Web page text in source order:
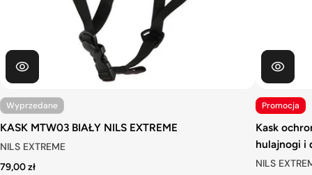
Wyprzedane
KASK MTW03 BIAŁY NILS EXTREME
NILS EXTREME
79,00 zł
Promocja
Kask
hulajnogi i
NILS